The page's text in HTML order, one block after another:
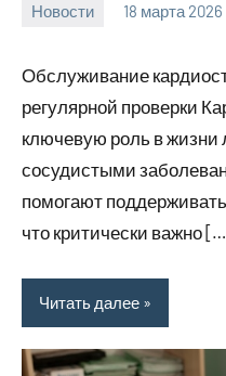
Новости 18 марта 2026
Обслуживание
регулярной проверки
ключевую роль в жизни
сосудистыми
помогают
что критически важно
Читать далее